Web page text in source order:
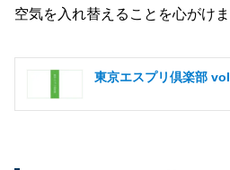
空気を入れ替えることを心がけま
東京エスプリ倶楽部